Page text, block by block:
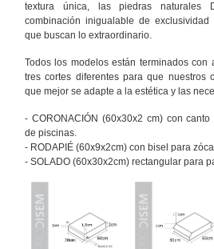
textura única, las piedras naturales
combinación inigualable de
que buscan lo extraordinario.
Todos los modelos están terminados con
tres cortes diferentes para que nuestros
que mejor se adapte a la estética y las
- CORONACIÓN (60x30x2 cm) con
de piscinas.
- RODAPIÉ (60x9x2cm) con bisel para
- SOLADO (60x30x2cm) rectangular para